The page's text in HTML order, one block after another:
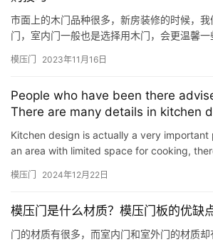
市面上的木门品种很多，新房装修的时候，
门，室内门一般也是选择用木门，会更温馨
室内木门可以分为实木门、实木复合门、模
门 优点：实木门的质感是最好的，耐腐蚀、无
好，…
模压门 2023年11月16日
People who have been there
There are many details in kitchen
do it well in 5 points, the kitchen
practical.
Kitchen design is actually a very important
an area with limited space for cooking,
模压门 2024年12月22日
模压门是什么材质？模压门板的优缺
门的材质有很多，而室内门和室外门的材质